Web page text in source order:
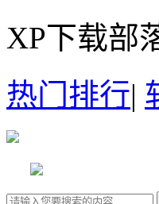
XP下载部
热门排行|